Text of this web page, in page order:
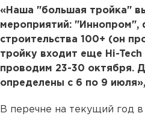
«Наша "большая тройка"
мероприятий: "Иннопром",
строительства 100+ (он
тройку входит еще Hi-
проводим 23-30 октября.
определены с 6 по 9
В перечне на текущий год